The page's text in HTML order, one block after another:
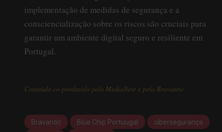
implementação de medidas de segurança e a
consciencialização sobre os riscos são cruciais para
garantir um ambiente digital seguro e resiliente em
Portugal.
Conteúdo co-produzido pela MediaNext e pela Bravantic
Bravantic Blue Chip Portuugal
cibersegurança